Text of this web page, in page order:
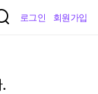
로그인 회원가입